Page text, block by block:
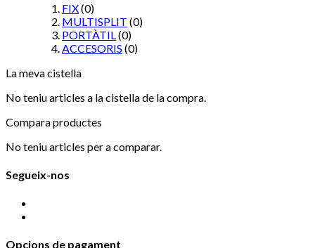
FIX(0)
MULTISPLIT (0)
PORTÀTIL (0)
ACCESORIS (0)
La meva cistella
No teniu articles a la cistella de la compra.
Compara productes
No teniu articles per a comparar.
Segueix-nos
Opcions de pagament